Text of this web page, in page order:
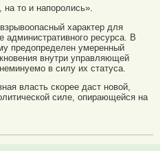
на то и напоролись».
характер для
административного ресурса. В
предопределен умеренный
внутри управляющей
в силу их статуса.
власть скорее даст новой,
силе, опирающейся на